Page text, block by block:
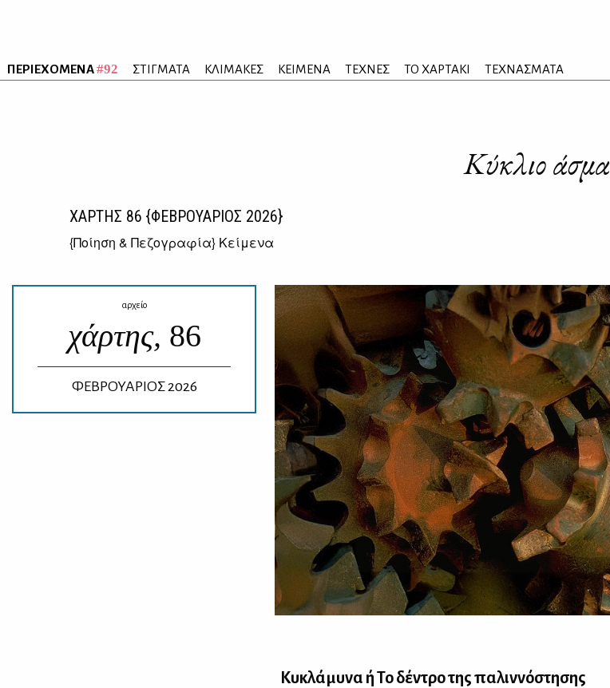
ΠΕΡΙΕΧΟΜΕΝΑ#92 ΣΤΙΓΜΑΤΑ ΚΛΙΜΑΚΕΣ ΚΕΙΜΕΝΑ ΤΕΧΝΕΣ ΤΟ ΧΑΡΤΑΚΙ ΤΕΧΝΑΣΜΑΤΑ
Κύκλιο άσμα
ΧΑΡΤΗΣ 86 {ΦΕΒΡΟΥΑΡΙΟΣ 2026}
{Ποίηση & Πεζογραφία} Κείμενα
αρχείο
χάρτης, 86
ΦΕΒΡΟΥΑΡΙΟΣ 2026
Κυ­κλά­μυ­να ή Το δέ­ντρο της πα­λιν­νό­στη­σης